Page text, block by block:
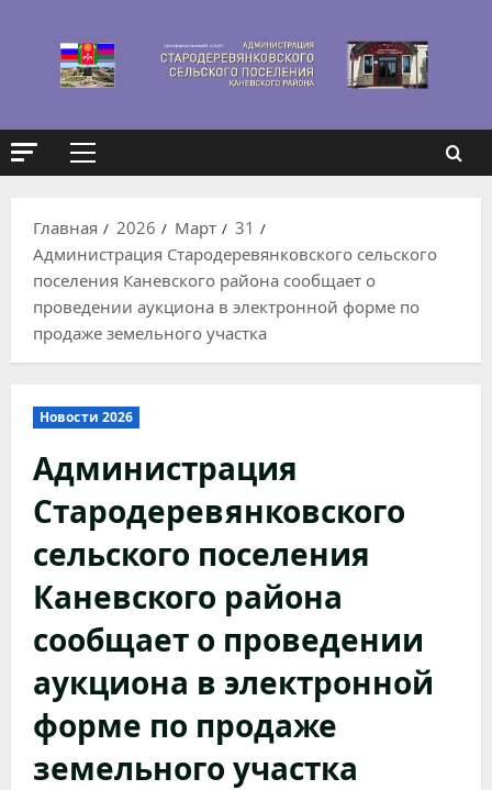
содержимому
Основное
Главная
2026 Март
31
Администрация Стародеревянковского сельского
поселения Каневского района сообщает о
проведении аукциона в электронной форме по
продаже земельного участка
Новости 2026
Администрация
Стародеревянковского
сельского поселения
Каневского района
сообщает о проведении
аукциона в электронной
форме по продаже
земельного участка